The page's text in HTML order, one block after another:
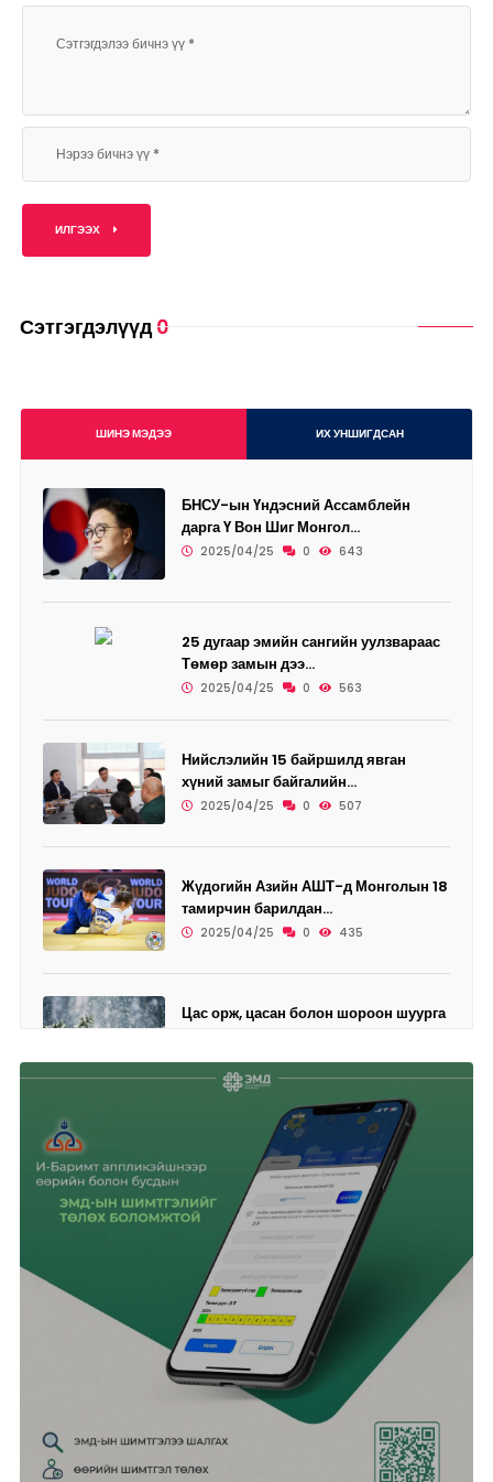
ИЛГЭЭХ
Сэтгэгдэлүүд0
ШИНЭ МЭДЭЭ ИХ УНШИГДСАН
БНСУ-ын Үндэсний Ассамблейн
дарга Ү Вон Шиг Монгол...
2025/04/25 0 643
25 дугаар эмийн сангийн уулзвараас
Төмөр замын дээ...
2025/04/25 0 563
Нийслэлийн 15 байршилд явган
хүний замыг байгалийн...
2025/04/25 0 507
Жүдогийн Азийн АШТ-д Монголын 18
тамирчин барилдан...
2025/04/25 0 435
Цас орж, цасан болон шороон шуурга
2025/04/25 0 457
Өнөөдөр дөрвөн дүүрэгт ЦАХИЛГААН
ХЯЗГААРЛАНА
2025/04/25 0
Ази, Номхон далайн бүсийн
"Аспак-2025" ч...
2025/04/24 428
Өнөөдөр цахилгаан хязгаарлах
ХУВААРЬ